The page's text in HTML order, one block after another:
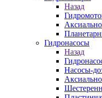
Назад
Гидронасосы
Назад
Насосы-